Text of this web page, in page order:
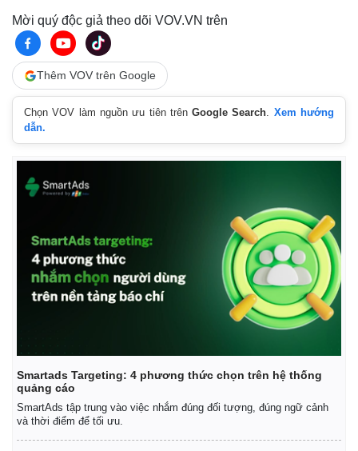
Thế giới
Quan sát
Multimedia
Mời quý độc giả theo dõi VOV.VN trên
Thêm VOV trên Google
Chọn VOV làm nguồn ưu tiên trênGoogle Search. Xem hướng
dẫn.
Smartads Targeting: 4 phương thức chọn trên hệ thống
quảng cáo
SmartAds tập trung vào việc nhắm đúng đối tượng, đúng ngữ cảnh
và thời điểm để tối ưu.